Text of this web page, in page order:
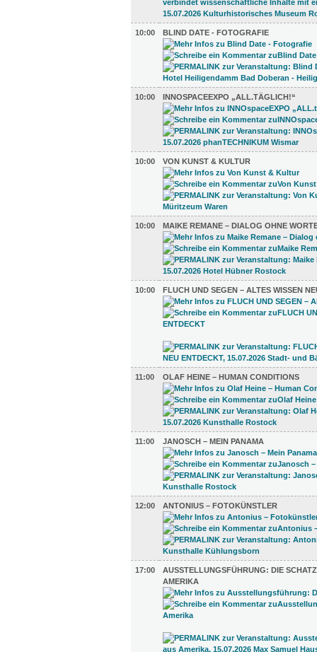
10:00 BLIND DATE - FOTOGRAFIE
10:00 INNOSPACEEXPO „ALL.TÄGLICH!“
10:00 VON KUNST & KULTUR
10:00 MAIKE REMANE – DIALOG OHNE
10:00 FLUCH UND SEGEN – ALTES WISSEN
11:00 OLAF HEINE – HUMAN CONDITIONS
11:00 JANOSCH – MEIN PANAMA
12:00 ANTONIUS – FOTOKÜNSTLER
17:00
AUSSTELLUNGSFÜHRUNG: DIE
AMERIKA